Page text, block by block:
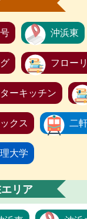
沖浜東
フロー
ーキッチン
クス 二
大学
リア